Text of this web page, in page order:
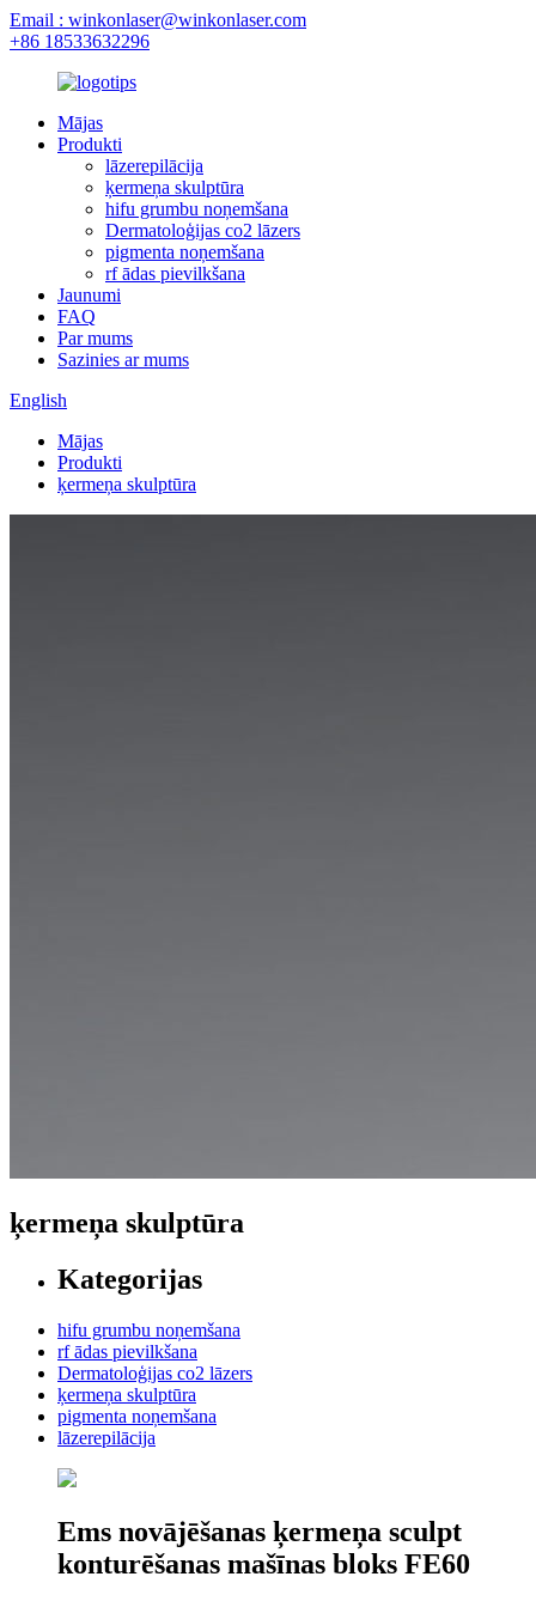
Email : winkonlaser@winkonlaser.com
+86 18533632296
Mājas
Produkti
lāzerepilācija
ķermeņa skulptūra
hifu grumbu noņemšana
Dermatoloģijas co2 lāzers
pigmenta noņemšana
rf ādas pievilkšana
Jaunumi
FAQ
Par mums
Sazinies ar mums
English
Mājas
Produkti
ķermeņa skulptūra
ķermeņa skulptūra
Kategorijas
hifu grumbu noņemšana
rf ādas pievilkšana
Dermatoloģijas co2 lāzers
ķermeņa skulptūra
pigmenta noņemšana
lāzerepilācija
Ems novājēšanas ķermeņa sculpt
konturēšanas mašīnas bloks FE60